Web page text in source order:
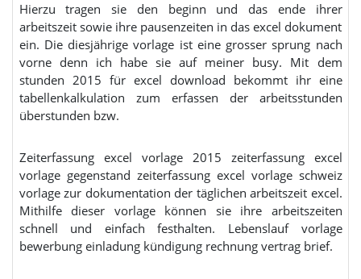
Hierzu tragen sie den beginn und das ende ihrer
arbeitszeit sowie ihre pausenzeiten in das excel dokument
ein. Die diesjährige vorlage ist eine grosser sprung nach
vorne denn ich habe sie auf meiner busy. Mit dem
stunden 2015 für excel download bekommt ihr eine
tabellenkalkulation zum erfassen der arbeitsstunden
überstunden bzw.
Zeiterfassung excel vorlage 2015 zeiterfassung excel
vorlage gegenstand zeiterfassung excel vorlage schweiz
vorlage zur dokumentation der täglichen arbeitszeit excel.
Mithilfe dieser vorlage können sie ihre arbeitszeiten
schnell und einfach festhalten. Lebenslauf vorlage
bewerbung einladung kündigung rechnung vertrag brief.